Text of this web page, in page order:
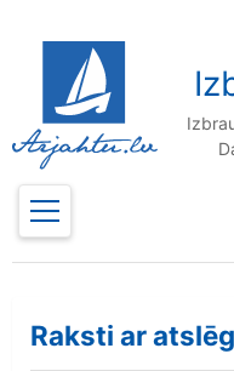
Raksti ar